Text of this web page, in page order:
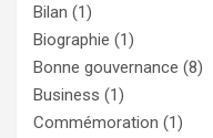
Bilan (1)
Biographie (1)
Bonne gouvernance (8)
Business (1)
Commémoration (1)